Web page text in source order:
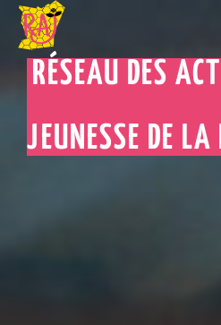
RÉSEAU DES
JEUNESSE DE LA